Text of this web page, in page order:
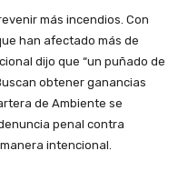
más incendios. Con
han afectado más de
dijo que “un puñado de
obtener ganancias
de Ambiente se
penal contra
intencional.